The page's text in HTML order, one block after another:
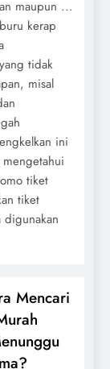
maupun ...
kerap
tidak
misal
ini
tiket
tiket
digunakan
Mencari